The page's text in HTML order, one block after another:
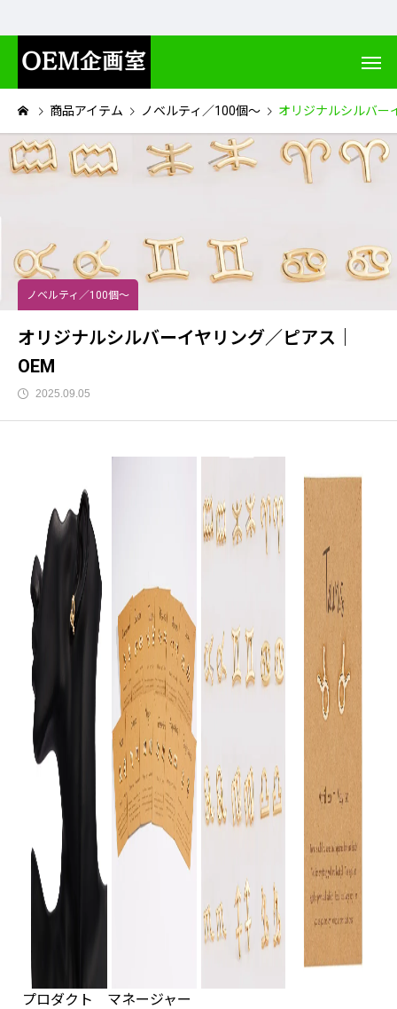
商品アイテム ノベルティ／100個～ オリジナルシルバー
ノベルティ／100個～
オリジナルシルバーイヤリング／ピアス｜
OEM
2025.09.05
プロダクト マネージャー